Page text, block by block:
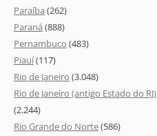
Paraíba (262)
Paraná (888)
Pernambuco (483)
Piauí(117)
Rio de Janeiro (3.048)
Rio de Janeiro (antigo Estado do RJ)
(2.244)
Rio Grande do Norte(586)